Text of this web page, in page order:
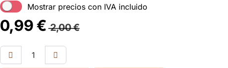
Mostrar precios con IVA incluido
0,99€ 2,00€